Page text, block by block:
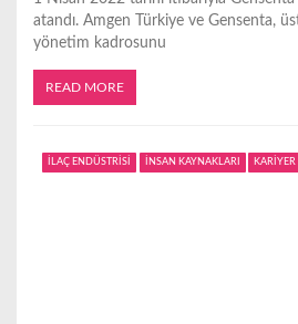
atandı. Amgen Türkiye ve Gensenta,
yönetim kadrosunu
READ MORE
İLAÇ ENDÜSTRİSİ İNSAN KAYNAKLARI KARİYER